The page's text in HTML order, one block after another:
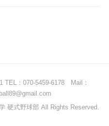
TEL：070-5459-6178 Mail：
硬式野球部 All Rights Reserved.